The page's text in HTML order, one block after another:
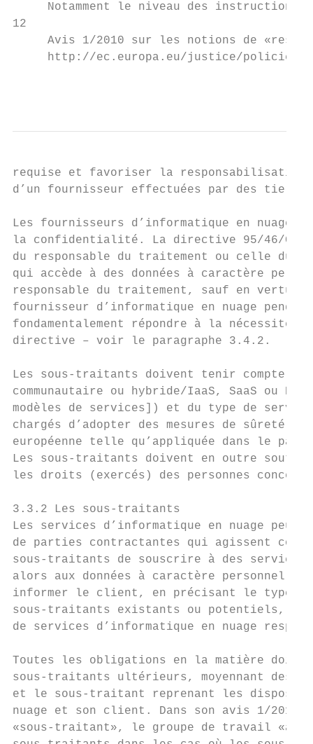
Notamment le niveau des
12
Avis 1/2010 sur les notions de
http://ec.europa.eu/justice/
requise et favoriser la
d’un fournisseur effectuées par des tiers
Les fournisseurs d’informatique en
la confidentialité. La directive 95/46/CE
du responsable du traitement ou celle
qui accède à des données à caractère
responsable du traitement, sauf en vertu
fournisseur d’informatique en nuage
fondamentalement répondre à la
directive – voir le paragraphe 3.4.2.
Les sous-traitants doivent tenir compte
communautaire ou hybride/IaaS, SaaS ou
modèles de services]) et du type de
chargés d’adopter des mesures de sûreté
européenne telle qu’appliquée dans le
Les sous-traitants doivent en outre
les droits (exercés) des personnes
3.3.2 Les sous-traitants
Les services d’informatique en nuage
de parties contractantes qui agissent
sous-traitants de souscrire à des
alors aux données à caractère personnel.
informer le client, en précisant le type
sous-traitants existants ou potentiels, et
de services d’informatique en nuage
Toutes les obligations en la matière
sous-traitants ultérieurs, moyennant des
et le sous-traitant reprenant les
nuage et son client. Dans son avis 1/2010
«sous-traitant», le groupe de travail